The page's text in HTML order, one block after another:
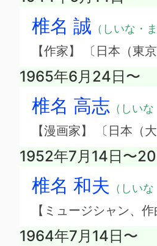
椎名 誠 （しいな・
【作家】 〔日本（東京
1965年6月24日〜
椎名 高志 （しい
【漫画家】 〔日本（
1952年7月14日〜
椎名 和夫 （しい
【ミュージシャン、
1964年7月14日〜